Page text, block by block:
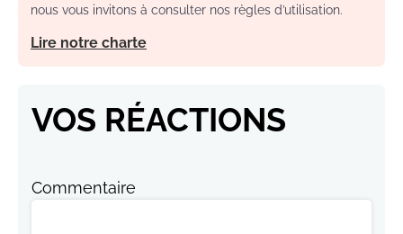
nous vous invitons à consulter nos règles d’utilisation.
Lire notre charte
VOS RÉACTIONS
Commentaire